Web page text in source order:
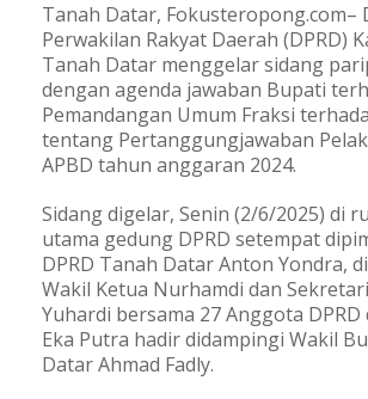
Tanah Datar, Fokusteropong.com–
Perwakilan Rakyat Daerah (DPRD)
Tanah Datar menggelar sidang
dengan agenda jawaban Bupati
Pemandangan Umum Fraksi
tentang Pertanggungjawaban
APBD tahun anggaran 2024.
Sidang digelar, Senin (2/6/2025) di
utama gedung DPRD setempat
DPRD Tanah Datar Anton Yondra,
Wakil Ketua Nurhamdi dan
Yuhardi bersama 27 Anggota
Eka Putra hadir didampingi Wakil
Datar Ahmad Fadly.